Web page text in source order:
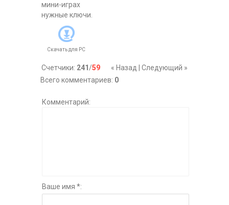
мини-играх
нужные ключи.
Скачать для PC
« Назад Следующий »
Счетчики: 241 /59
Всего комментариев: 0
Комментарий:
Ваше имя *: